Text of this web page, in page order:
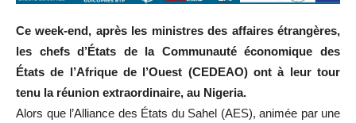
Ce week-end, après les ministres des affaires étrangères,
les chefs d’États de la Communauté économique des
États de l’Afrique de l’Ouest (CEDEAO) ont à leur tour
tenu la réunion extraordinaire, au Nigeria.
Alors que l’Alliance des États du Sahel (AES), animée par une